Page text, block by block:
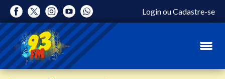
LoginouCadastre-se